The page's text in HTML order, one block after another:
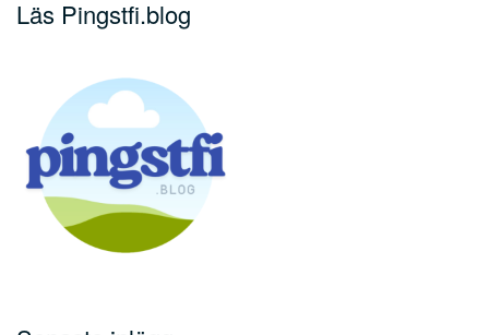
Läs Pingstfi.blog